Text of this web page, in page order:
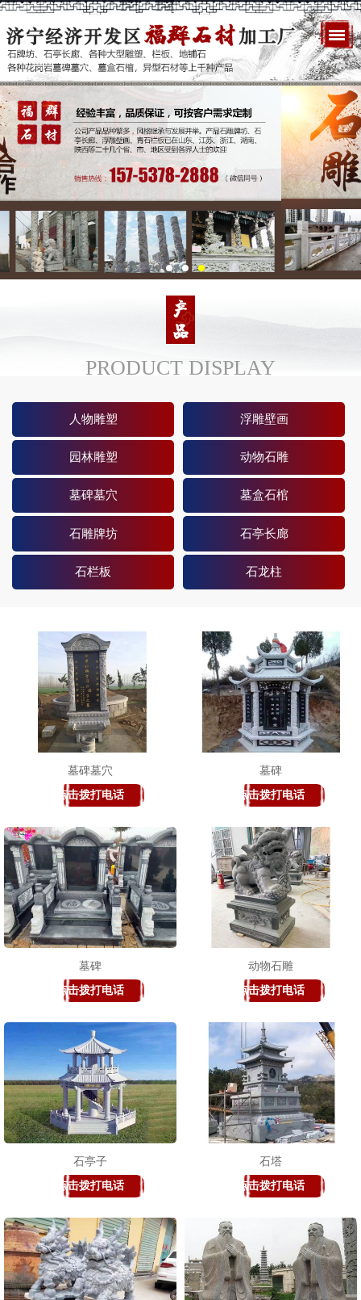
1
PRODUCT DISPLAY
人物雕塑 浮雕壁画
园林雕塑 动物石雕
墓碑墓穴 墓盒石棺
石雕牌坊 石亭长廊
石栏板 石龙柱
墓碑墓穴
点击拨打电话
墓碑
点击拨打电话
墓碑
点击拨打电话
动物石雕
点击拨打电话
石亭子
点击拨打电话
石塔
点击拨打电话